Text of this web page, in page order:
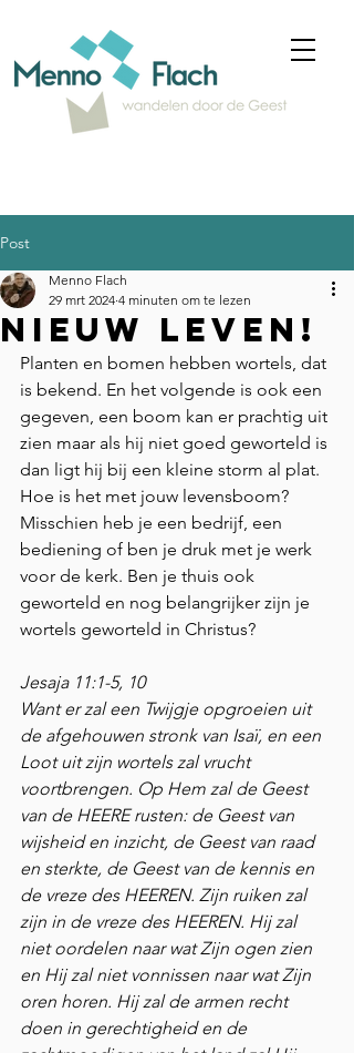
Post
Nieuw leven!
Menno Flach
29 mrt 2024 4 minuten om te lezen
Planten en bomen hebben wortels, dat
is bekend. En het volgende is ook een
gegeven, een boom kan er prachtig uit
zien maar als hij niet goed geworteld is
dan ligt hij bij een kleine storm al plat.
Hoe is het met jouw levensboom?
Misschien heb je een bedrijf, een
bediening of ben je druk met je werk
voor de kerk. Ben je thuis ook
geworteld en nog belangrijker zijn je
wortels geworteld in Christus?
Jesaja 11:1-5, 10
Want er zal een Twijgje opgroeien uit
de afgehouwen stronk van Isaï, en een
Loot uit zijn wortels zal vrucht
voortbrengen. Op Hem zal de Geest
van de HEERE rusten: de Geest van
wijsheid en inzicht, de Geest van raad
en sterkte, de Geest van de kennis en
de vreze des HEEREN. Zijn ruiken zal
zijn in de vreze des HEEREN. Hij zal
niet oordelen naar wat Zijn ogen zien
en Hij zal niet vonnissen naar wat Zijn
oren horen. Hij zal de armen recht
doen in gerechtigheid en de